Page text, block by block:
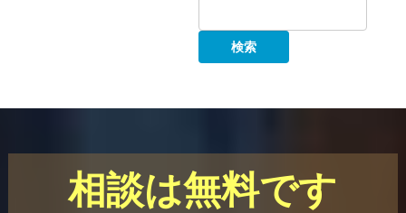
相談は無料です